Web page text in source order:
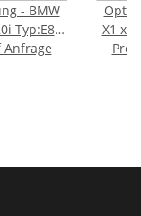
- BMW
Typ:E84
184PS
Anfrage
X1